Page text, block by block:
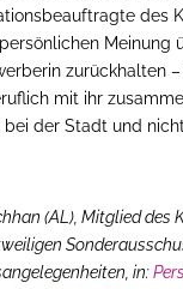
des
Meinung
zurückhalten
mit ihr
bei der Stadt und
(AL), Mitglied des
in: